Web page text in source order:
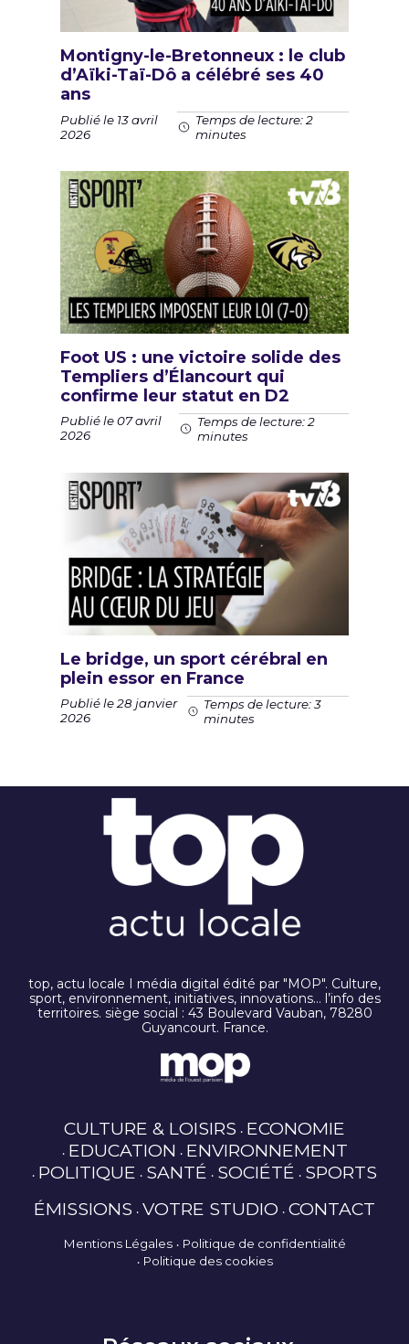
Montigny-le-Bretonneux : le club
d’Aïki-Taï-Dô a célébré ses 40
ans
Publié le 13 avril
2026
Temps de lecture: 2
minutes
Foot US : une victoire solide des
Templiers d’Élancourt qui
confirme leur statut en D2
Publié le 07 avril
2026
Temps de lecture: 2
minutes
Le bridge, un sport cérébral en
plein essor en France
Publié le 28 janvier
2026
Temps de lecture: 3
minutes
top, actu locale I média digital édité par "MOP". Culture,
sport, environnement, initiatives, innovations… l’info des
territoires. siège social : 43 Boulevard Vauban, 78280
Guyancourt. France.
CULTURE & LOISIRS ECONOMIE
EDUCATION ENVIRONNEMENT
POLITIQUE SANTÉ SOCIÉTÉ SPORTS
ÉMISSIONS VOTRE STUDIO CONTACT
Mentions Légales
Politique de confidentialité
Politique des cookies